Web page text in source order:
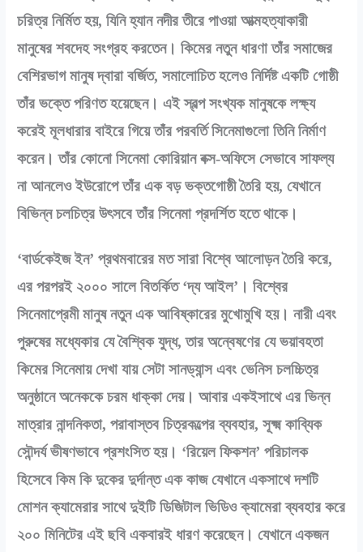
চরিত্র নির্মিত হয়, যিনি হ্যান নদীর তীরে পাওয়া আত্মহত্যাকারী
মানুষের শবদেহ সংগ্রহ করতেন। কিমের নতুন ধারণা তাঁর সমাজের
বেশিরভাগ মানুষ দ্বারা বর্জিত, সমালোচিত হলেও নির্দিষ্ট একটি গোষ্ঠী
তাঁর ভক্তে পরিণত হয়েছেন। এই স্বল্প সংখ্যক মানুষকে লক্ষ্য
করেই মূলধারার বাইরে গিয়ে তাঁর পরবর্তি সিনেমাগুলো তিনি নির্মাণ
করেন। তাঁর কোনো সিনেমা কোরিয়ান বক্স-অফিসে সেভাবে সাফল্য
না আনলেও ইউরোপে তাঁর এক বড় ভক্তগোষ্ঠী তৈরি হয়, যেখানে
বিভিন্ন চলচিত্র উৎসবে তাঁর সিনেমা প্রদর্শিত হতে থাকে।
‘বার্ডকেইজ ইন’ প্রথমবারের মত সারা বিশ্বে আলোড়ন তৈরি করে,
এর পরপরই ২০০০ সালে বিতর্কিত ‘দ্য আইল’। বিশ্বের
সিনেমাপ্রেমী মানুষ নতুন এক আবিষ্কারের মুখোমুখি হয়। নারী এবং
পুরুষের মধ্যেকার যে বৈশ্বিক যুদ্ধ, তার অন্বেষণের যে ভয়াবহতা
কিমের সিনেমায় দেখা যায় সেটা সানড্যান্স এবং ভেনিস চলচ্চিত্র
অনুষ্ঠানে অনেককে চরম ধাক্কা দেয়। আবার একইসাথে এর ভিন্ন
মাত্রার নান্দনিকতা, পরাবাস্তব চিত্রকল্পের ব্যবহার, সূক্ষ্ম কাব্যিক
সৌন্দর্য ভীষণভাবে প্রশংসিত হয়। ‘রিয়েল ফিকশন’ পরিচালক
হিসেবে কিম কি দুকের দুর্দান্ত এক কাজ যেখানে একসাথে দশটি
মোশন ক্যামেরার সাথে দুইটি ডিজিটাল ভিডিও ক্যামেরা ব্যবহার করে
২০০ মিনিটের এই ছবি একবারই ধারণ করেছেন। যেখানে একজন